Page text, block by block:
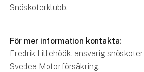
Snöskoterklubb.
För mer information kontakta:
Fredrik Lilliehöök, ansvarig
Svedea Motorförsäkring,